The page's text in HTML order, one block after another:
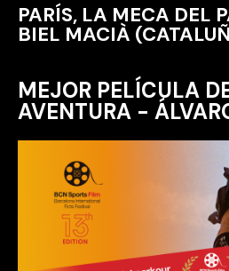
PARÍS, LA MECA DEL
BIEL MACIÀ
MEJOR PELÍCULA
AVENTURA -